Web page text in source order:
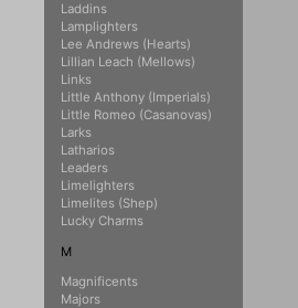
Laddins
Lamplighters
Lee Andrews (Hearts)
Lillian Leach (Mellows)
Links
Little Anthony (Imperials)
Little Romeo (Casanovas)
Larks
Latharios
Leaders
Limelighters
Limelites (Shep)
Lucky Charms
M
Magnificents
Majors